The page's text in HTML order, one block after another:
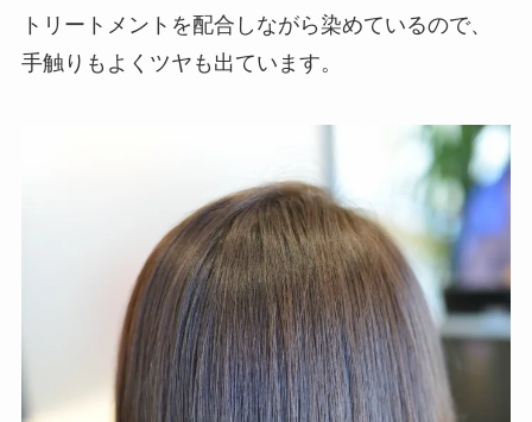
トリートメントを配合しながら染めているので、
手触りもよくツヤも出ています。